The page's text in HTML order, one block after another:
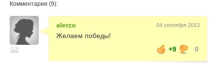
Комментарии (9):
alerzo 04 сентября 2013
Желаем победы!
+9
0